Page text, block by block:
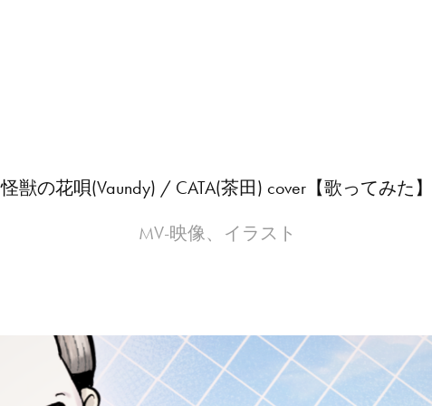
怪獣の花唄(Vaundy) / CATA(茶田) cover【歌ってみた
MV-映像、イラスト